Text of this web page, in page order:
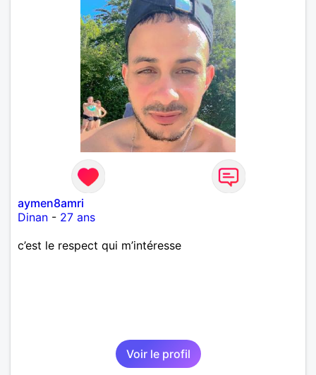
aymen8amri
Dinan - 27 ans
c’est le respect qui m’intéresse
Voir le profil